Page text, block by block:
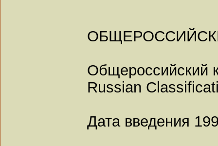
Общероссийский
Russian
Дата введения